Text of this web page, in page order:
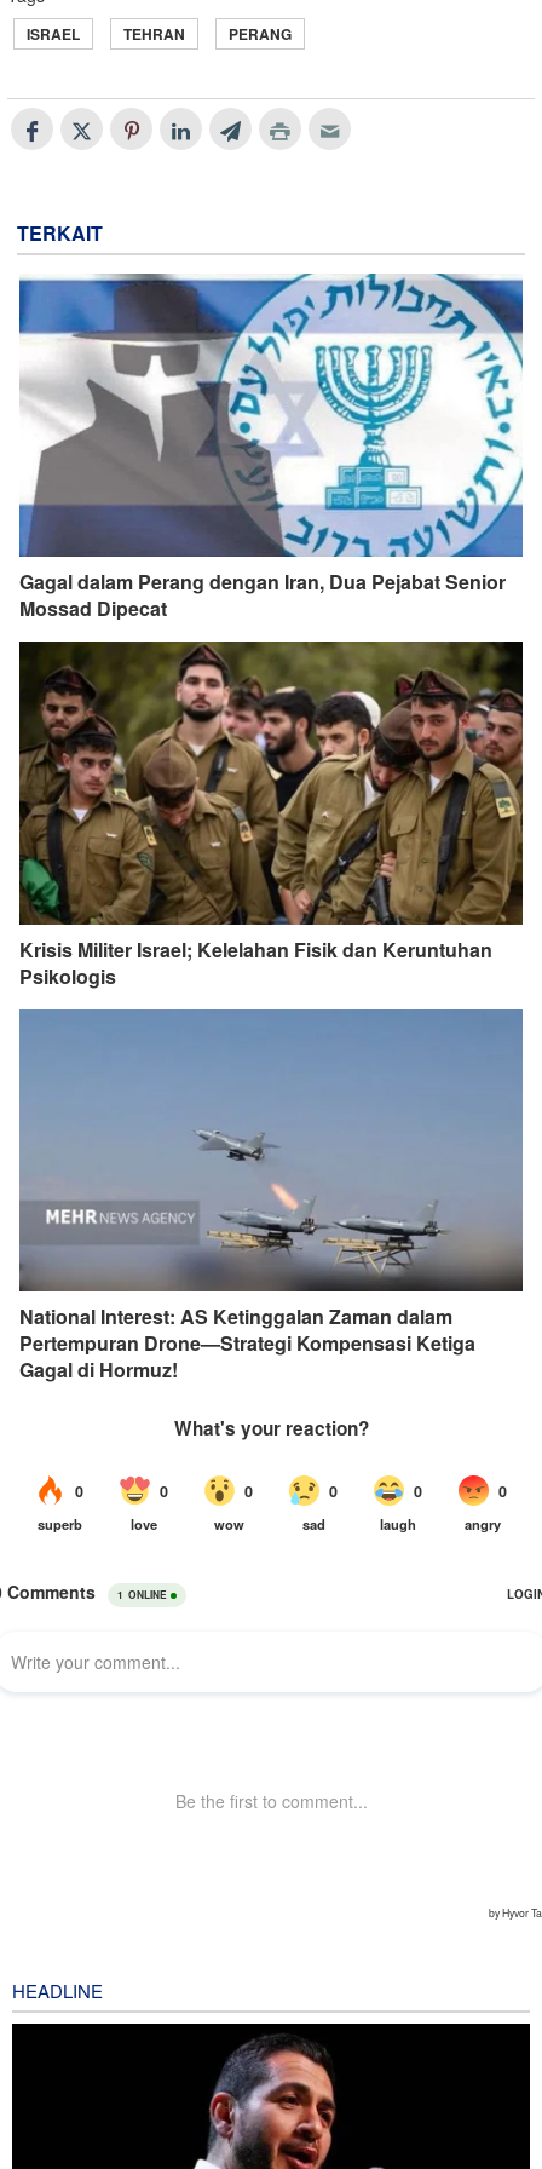
ISRAEL TEHRAN PERANG
TERKAIT
Gagal dalam Perang dengan Iran, Dua Pejabat Senior
Mossad Dipecat
Krisis Militer Israel; Kelelahan Fisik dan Keruntuhan
Psikologis
National Interest: AS Ketinggalan Zaman dalam
Pertempuran Drone—Strategi Kompensasi Ketiga
Gagal di Hormuz!
HEADLINE